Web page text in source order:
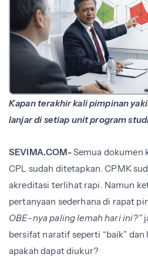
Kapan terakhir kali pimpinan
lanjar di setiap unit program
SEVIMA.COM-Semua dokumen
CPL sudah ditetapkan. CPMK
akreditasi terlihat rapi. Namun
pertanyaan sederhana di rapat
OBE-nya paling lemah hari ini?”
bersifat naratif seperti “baik”
apakah dapat diukur?